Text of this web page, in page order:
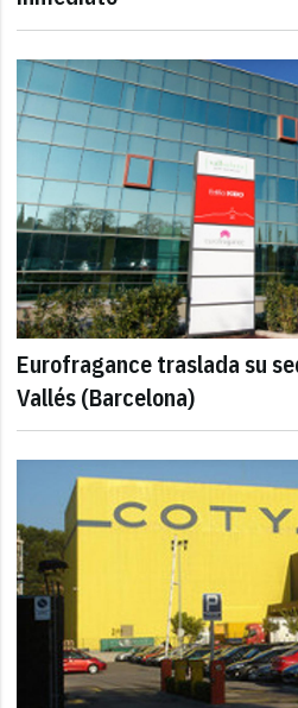
Eurofragance traslada su
Vallés (Barcelona)